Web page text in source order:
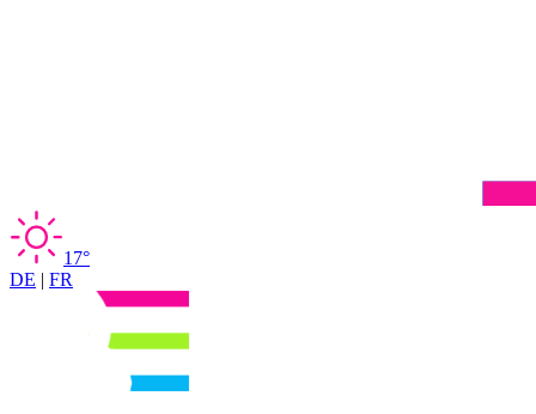
17°
DE | FR